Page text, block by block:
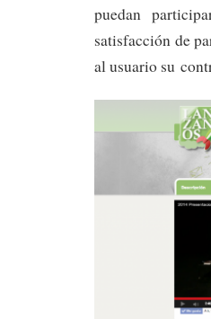
puedan
satisfacción de
al usuario su